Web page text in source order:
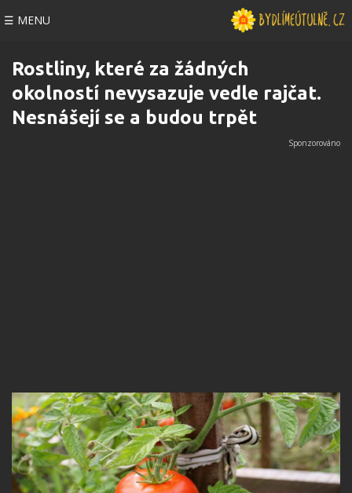
☰ MENU
Rostliny, které za žádných
okolností nevysazuje vedle rajčat.
Nesnášejí se a budou trpět